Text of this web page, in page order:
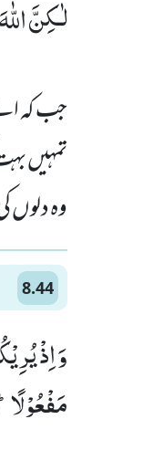
لٰـكِنَّ
جب کہ اے
تمہیں
وہ دلوں
8.44
وَ اِذْ
مَفْعُوْلًاؕ-